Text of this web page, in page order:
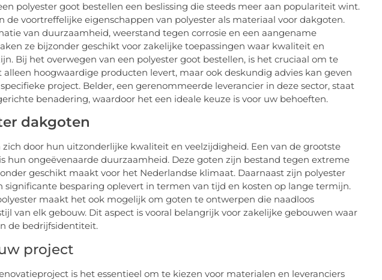
polyester goot bestellen een beslissing die steeds meer aan populariteit wint.
de voortreffelijke eigenschappen van polyester als materiaal voor dakgoten.
van duurzaamheid, weerstand tegen corrosie en een aangename
ze bijzonder geschikt voor zakelijke toepassingen waar kwaliteit en
Bij het overwegen van een polyester goot bestellen, is het cruciaal om te
alleen hoogwaardige producten levert, maar ook deskundig advies kan geven
project. Belder, een gerenommeerde leverancier in deze sector, staat
benadering, waardoor het een ideale keuze is voor uw behoeften.
dakgoten
zich door hun uitzonderlijke kwaliteit en veelzijdigheid. Een van de grootste
hun ongeëvenaarde duurzaamheid. Deze goten zijn bestand tegen extreme
geschikt maakt voor het Nederlandse klimaat. Daarnaast zijn polyester
besparing oplevert in termen van tijd en kosten op lange termijn.
maakt het ook mogelijk om goten te ontwerpen die naadloos
van elk gebouw. Dit aspect is vooral belangrijk voor zakelijke gebouwen waar
de bedrijfsidentiteit.
project
is het essentieel om te kiezen voor materialen en leveranciers